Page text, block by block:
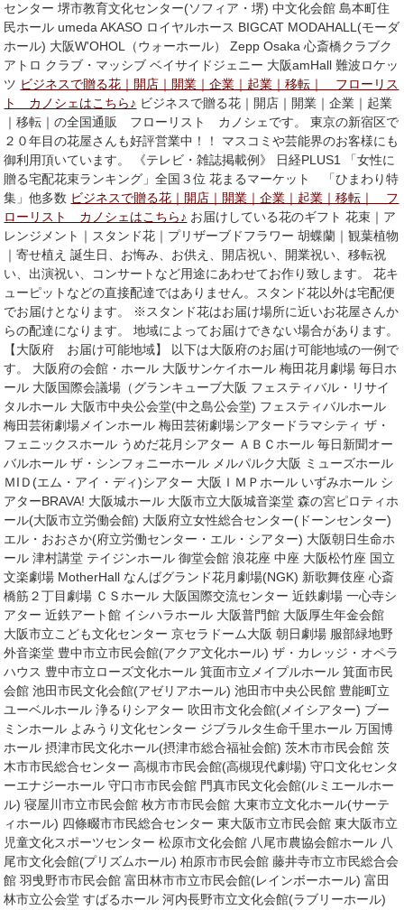
センター 堺市教育文化センター(ソフィア・堺) 中文化会館 島本町住
民ホール umeda AKASO ロイヤルホース BIGCAT MODAHALL(モーダ
ホール) 大阪W'OHOL（ウォーホール） Zepp Osaka 心斎橋クラブク
アトロ クラブ・マッシブ ベイサイドジェニー 大阪amHall 難波ロケッ
ツ ビジネスで贈る花｜開店｜開業｜企業｜起業｜移転｜ フローリス
ト カノシェはこちら♪ ビジネスで贈る花｜開店｜開業｜企業｜起業
｜移転｜の全国通販 フローリスト カノシェです。 東京の新宿区で
２０年目の花屋さんも好評営業中！！ マスコミや芸能界のお客様にも
御利用頂いています。 《テレビ・雑誌掲載例》 日経PLUS1 「女性に
贈る宅配花束ランキング」全国３位 花まるマーケット 「ひまわり特
集」他多数 ビジネスで贈る花｜開店｜開業｜企業｜起業｜移転｜ フ
ローリスト カノシェはこちら♪ お届けしている花のギフト 花束｜ア
レンジメント｜スタンド花｜プリザーブドフラワー 胡蝶蘭｜観葉植物
｜寄せ植え 誕生日、お悔み、お供え、開店祝い、開業祝い、移転祝
い、出演祝い、コンサートなど用途にあわせてお作り致します。 花キ
ューピットなどの直接配達ではありません。スタンド花以外は宅配便
でお届けとなります。 ※スタンド花はお届け場所に近いお花屋さんか
らの配達になります。 地域によってお届けできない場合があります。
【大阪府 お届け可能地域】 以下は大阪府のお届け可能地域の一例で
す。 大阪府の会館・ホール 大阪サンケイホール 梅田花月劇場 毎日ホ
ール 大阪国際会議場（グランキューブ大阪 フェスティバル・リサイ
タルホール 大阪市中央公会堂(中之島公会堂) フェスティバルホール
梅田芸術劇場メインホール 梅田芸術劇場シアタードラマシティ ザ・
フェニックスホール うめだ花月シアター ＡＢＣホール 毎日新聞オー
バルホール ザ・シンフォニーホール メルパルク大阪 ミューズホール
ＭIＤ(エム・アイ・ディ)シアター 大阪ＩＭＰホール いずみホール シ
アターBRAVA! 大阪城ホール 大阪市立大阪城音楽堂 森の宮ピロティホ
ール(大阪市立労働会館) 大阪府立女性総合センター(ドーンセンター)
エル・おおさか(府立労働センター・エル・シアター) 大阪朝日生命ホ
ール 津村講堂 テイジンホール 御堂会館 浪花座 中座 大阪松竹座 国立
文楽劇場 MotherHall なんばグランド花月劇場(NGK) 新歌舞伎座 心斎
橋筋２丁目劇場 ＣＳホール 大阪国際交流センター 近鉄劇場 一心寺シ
アター 近鉄アート館 イシハラホール 大阪普門館 大阪厚生年金会館
大阪市立こども文化センター 京セラドーム大阪 朝日劇場 服部緑地野
外音楽堂 豊中市立市民会館(アクア文化ホール) ザ・カレッジ・オペラ
ハウス 豊中市立ローズ文化ホール 箕面市立メイプルホール 箕面市民
会館 池田市民文化会館(アゼリアホール) 池田市中央公民館 豊能町立
ユーベルホール 浄るりシアター 吹田市文化会館(メイシアター) ブー
ミンホール よみうり文化センター ジブラルタ生命千里ホール 万国博
ホール 摂津市民文化ホール(摂津市総合福祉会館) 茨木市市民会館 茨
木市市民総合センター 高槻市市民会館(高槻現代劇場) 守口文化センタ
ーエナジーホール 守口市市民会館 門真市民文化会館(ルミエールホー
ル) 寝屋川市立市民会館 枚方市市民会館 大東市立文化ホール(サーテ
ィホール) 四條畷市市民総合センター 東大阪市立市民会館 東大阪市立
児童文化スポーツセンター 松原市文化会館 八尾市農協会館ホール 八
尾市文化会館(プリズムホール) 柏原市市民会館 藤井寺市立市民総合会
館 羽曵野市市民会館 富田林市市立市民会館(レインボーホール) 富田
林市立公会堂 すばるホール 河内長野市立文化会館(ラブリーホール)